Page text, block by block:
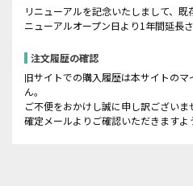
リニューアルを記念いたしまして、
ニューアルオープン日より1年間延長
注文履歴の確認
旧サイトでの購入履歴は本サイトの
ん。
ご不便をおかけし誠に申し訳ござい
確定メールよりご確認いただきますよ